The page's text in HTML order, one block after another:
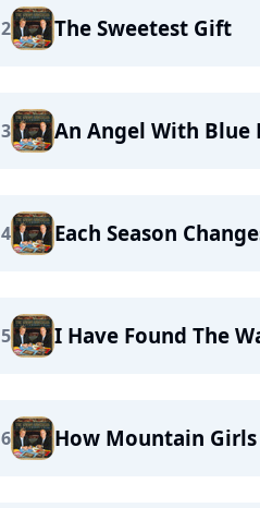
2 The Sweetest Gift
3 An Angel With Blue
4 Each Season
5 I Have Found The
6 How Mountain Girls